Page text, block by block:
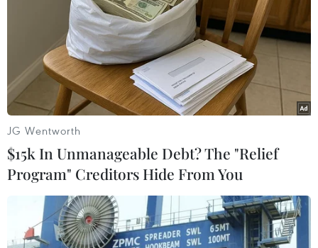
Chủ tịch Quốc hội lập hiến kêu gọi bảo vệ
Tổng thống Venezuela
30/04/2019 12:43
JG Wentworth
$15k In Unmanageable Debt? The "Relief
Program" Creditors Hide From You